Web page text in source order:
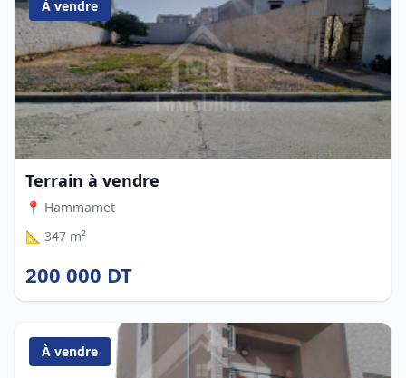
À vendre
Terrain à vendre
📍 Hammamet
📐 347 m²
200 000 DT
À vendre